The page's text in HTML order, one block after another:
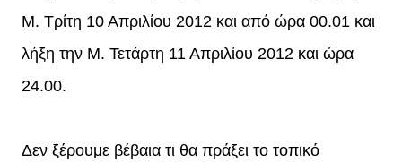
Μ. Τρίτη 10 Απριλίου 2012 και από ώρα 00.01 και
λήξη την Μ. Τετάρτη 11 Απριλίου 2012 και ώρα
24.00.
Δεν ξέρουμε βέβαια τι θα πράξει το τοπικό